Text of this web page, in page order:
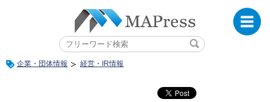
企業・団体情報 経営・IR情報